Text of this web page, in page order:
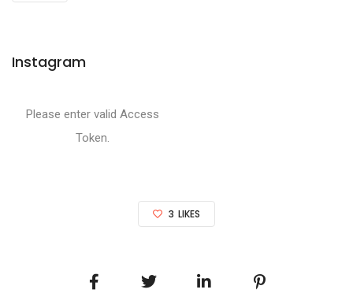
Instagram
Please enter valid Access
Token.
3 LIKES